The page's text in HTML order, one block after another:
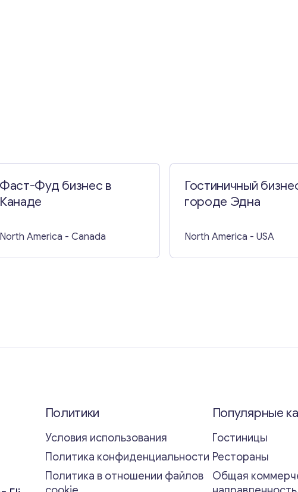
Фаст-Фуд бизнес в
Канаде
North America - Canada
Гостиничный
городе Эдна
North America - USA
Политики
Условия использования
Политика конфиденциальности
Политика в отношении файлов
Популярные
Гостиницы
Рестораны
Общая